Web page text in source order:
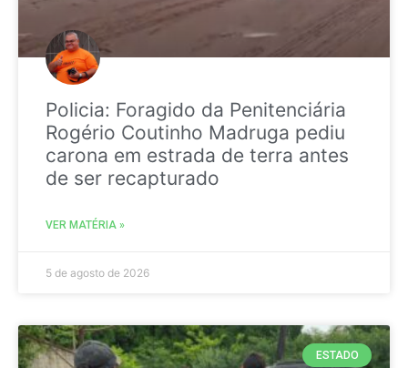
Policia: Foragido da Penitenciária
Rogério Coutinho Madruga pediu
carona em estrada de terra antes
de ser recapturado
VER MATÉRIA »
5 de agosto de 2026
ESTADO